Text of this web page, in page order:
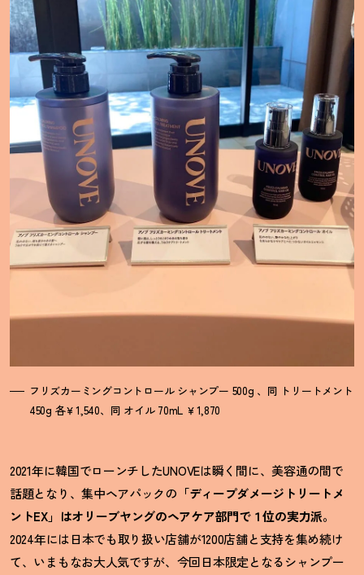
フリズカーミングコントロール シャンプー 500g 、同 トリートメント
450g 各￥1,540、同 オイル 70mL ￥1,870
2021年に韓国でローンチしたUNOVEは瞬く間に、美容通の間で
話題となり、集中ヘアパックの 「ディープダメージトリートメ
ントEX」はオリーブヤングのヘアケア部門で１位の実力派。
2024年には日本でも取り扱い店舗が1200店舗と支持を集め続け
て、いまもなお大人気ですが、今回日本限定となるシャンプー